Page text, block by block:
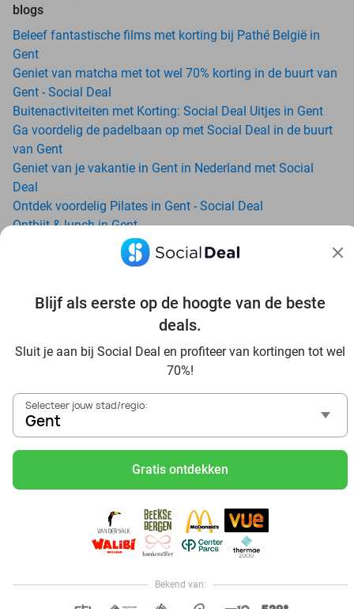
Blijf als eerste op de hoogte van de beste
deals.
Sluit je aan bij Social Deal en profiteer van kortingen tot wel
70%!
Selecteer jouw stad/regio:
Gent
Gratis ontdekken
Bekend van:
blogs
Beleef fantastische films met korting bij Pathé België in
Gent
Geniet van matcha met tot wel 70% korting in de buurt van
Gent - Social Deal
Buitenactiviteiten met Korting: Social Deal Uitjes in Gent
Ga voordelig de padelbaan op met Social Deal in de buurt
van Gent
Geniet van je vakantie in Gent in Nederland met Social
Deal
Ontdek voordelig Pilates in Gent - Social Deal
Ontbijt & lunch in Gent
All-You-Can-Eat in Gent
Avondje uit in regio Gent? Ontdek 6x inspiratie voor een
Date ideeën voor Gent en omgeving: ontdek 16 tips voor de
beste dierentuin van Europa
Ontdek de beste restaurants in Gent via Social Deal
Voordelig sushi scoren? Ontdek de beste sushi restaurants
in Gent en omgeving
Schoonheidsspecialisten in Gent: voordelige beautydeals
Schoonheidssalons in Gent: voordelige beauty-
Met korting zwemmen bij zwembaden in regio Gent
Ontdek voordelige escaperooms in Gent
Met korting karten in regio Gent
Bioscoop in Gent: met korting naar de film
Hoi, onze klantenservice is open,